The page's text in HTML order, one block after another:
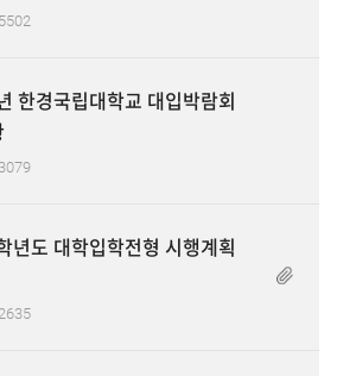
5502
한경국립대학교 대입박람회
3079
년도 대학입학전형 시행계획
2635